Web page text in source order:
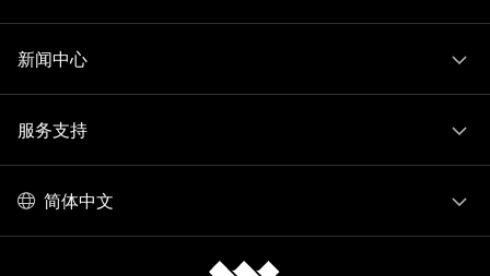
新闻中心
服务支持
简体中文